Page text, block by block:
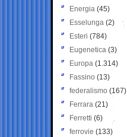
Energia (45)
Esselunga (2)
Esteri (784)
Eugenetica (3)
Europa (1.314)
Fassino (13)
federalismo (167)
Ferrara (21)
Ferretti (6)
ferrovie (133)